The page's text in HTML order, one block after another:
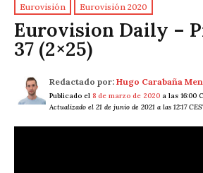
Eurovisión Eurovisión 2020
Eurovision Daily –
37 (2×25)
Redactado por: Hugo Carabaña
Publicado el 8 de marzo de 2020 a las 16:00
Actualizado el 21 de junio de 2021 a las 12:17